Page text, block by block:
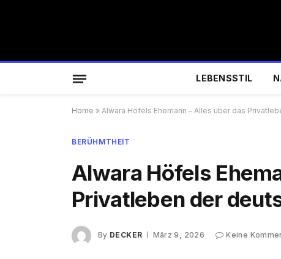
LEBENSSTIL
Home » Alwara Höfels Ehemann – Alles über das
BERÜHMTHEIT
Alwara Höfels
Privatleben der
By DECKER März 9, 2026 Keine